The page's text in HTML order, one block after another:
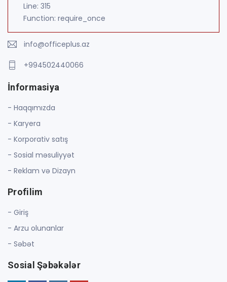
Line: 315
Function: require_once
info@officeplus.az
+994502440066
İnformasiya
- Haqqımızda
- Karyera
- Korporativ satış
- Sosial məsuliyyət
- Reklam və Dizayn
Profilim
- Giriş
- Arzu olunanlar
- Səbət
Sosial Şəbəkələr